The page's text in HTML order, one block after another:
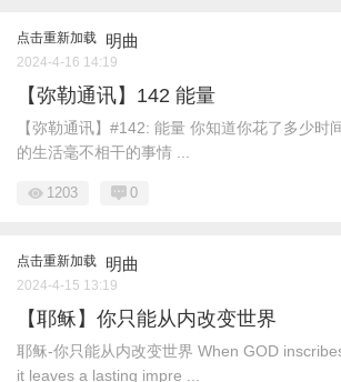
点击重新加载 明曲
2024-4-16 14:19
【弥勒通讯】142 能量
【弥勒通讯】#142: 能量 你知道你花了多少时
的生活毫不相干的事情 ...
1203 0
点击重新加载 明曲
2024-4-15 13:19
【耶稣】你只能从内改变世界
耶稣-你只能从内改变世界 When GOD
it leaves a lasting impre ...